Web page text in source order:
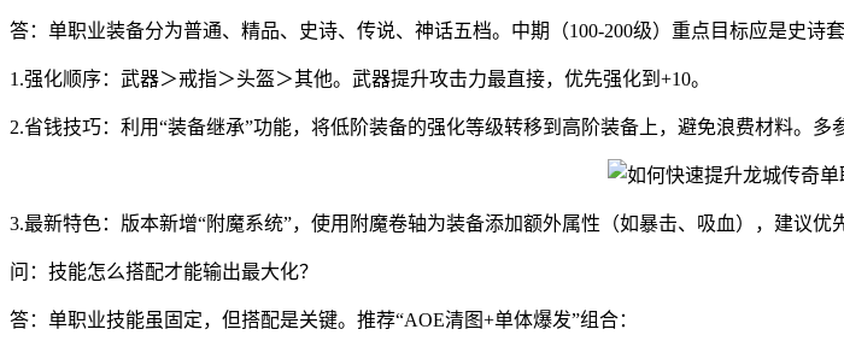
答：单职业装备分为普通、精品、史诗、传说、神话五档。中期（100-200级）重点目标应是史诗
1.强化顺序：武器＞戒指＞头盔＞其他。武器提升攻击力最直接，优先强化到+10。
2.省钱技巧：利用“装备继承”功能，将低阶装备的强化等级转移到高阶装备上，避免浪费材料。多
3.最新特色：版本新增“附魔系统”，使用附魔卷轴为装备添加额外属性（如暴击、吸血），建议优
问：技能怎么搭配才能输出最大化？
答：单职业技能虽固定，但搭配是关键。推荐“AOE清图+单体爆发”组合：